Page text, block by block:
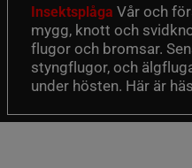
Insektsplåga Vår och
mygg, knott och
flugor och bromsar.
styngflugor, och
under hösten. Här är